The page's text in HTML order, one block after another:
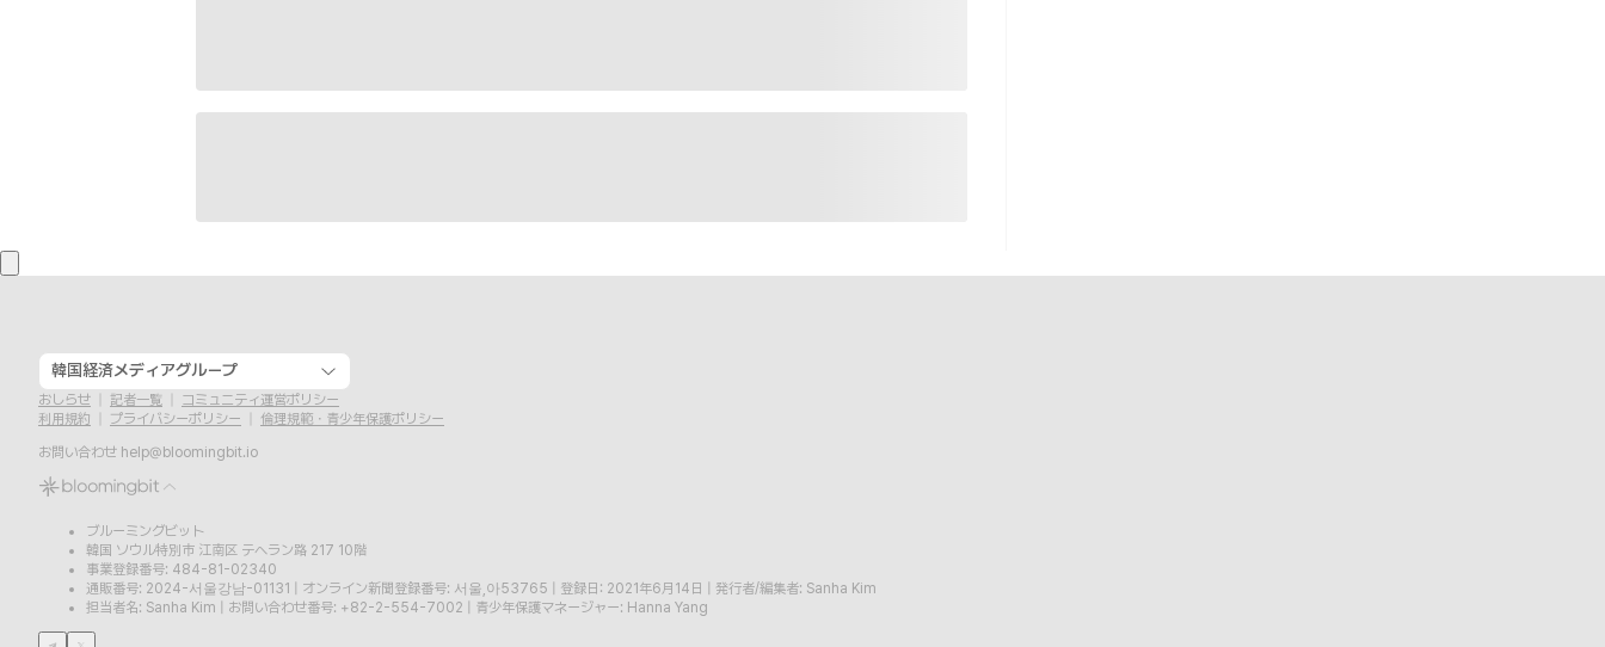
韓国経済メディアグループ
おしらせ 記者一覧
コミュニティ運営ポリシー
利用規約
プライバシーポリシー
倫理規範・青少年保護ポリシー
お問い合わせ help@bloomingbit.io
ブルーミングビット
韓国 ソウル特別市 江南区 テヘラン路 217 10階
事業登録番号: 484-81-02340
通販番号: 2024-서울강남-01131
オンライン新聞登録番号: 서울,아53765 登録日: 2021年6月14日
発行者/編集者: Sanha Kim
担当者名: Sanha Kim
お問い合わせ番号: +82-2-554-7002 青少年保護マネージャー: Hanna Yang